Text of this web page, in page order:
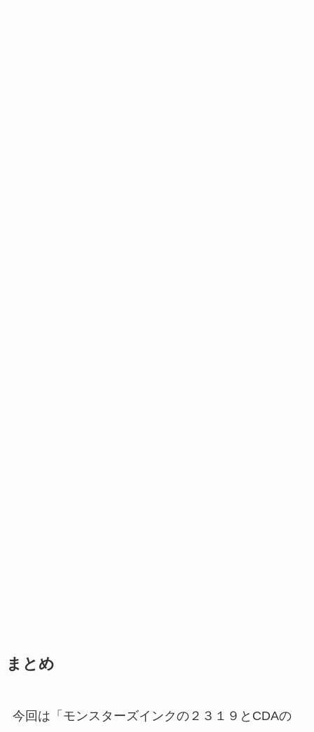
まとめ
今回は「モンスターズインクの２３１９とCDAの